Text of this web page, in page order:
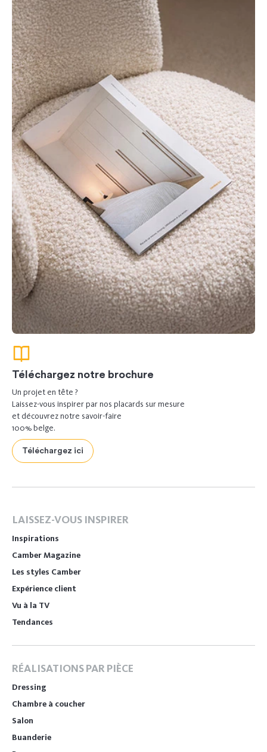
Téléchargez notre brochure
Un projet en tête ?
Laissez-vous inspirer par nos placards sur mesure
et découvrez notre savoir-faire
100% belge.
Téléchargez ici
LAISSEZ-VOUS INSPIRER
Inspirations
Camber Magazine
Les styles Camber
Expérience client
Vu à la TV
Tendances
RÉALISATIONS PAR PIÈCE
Dressing
Chambre à coucher
Salon
Buanderie